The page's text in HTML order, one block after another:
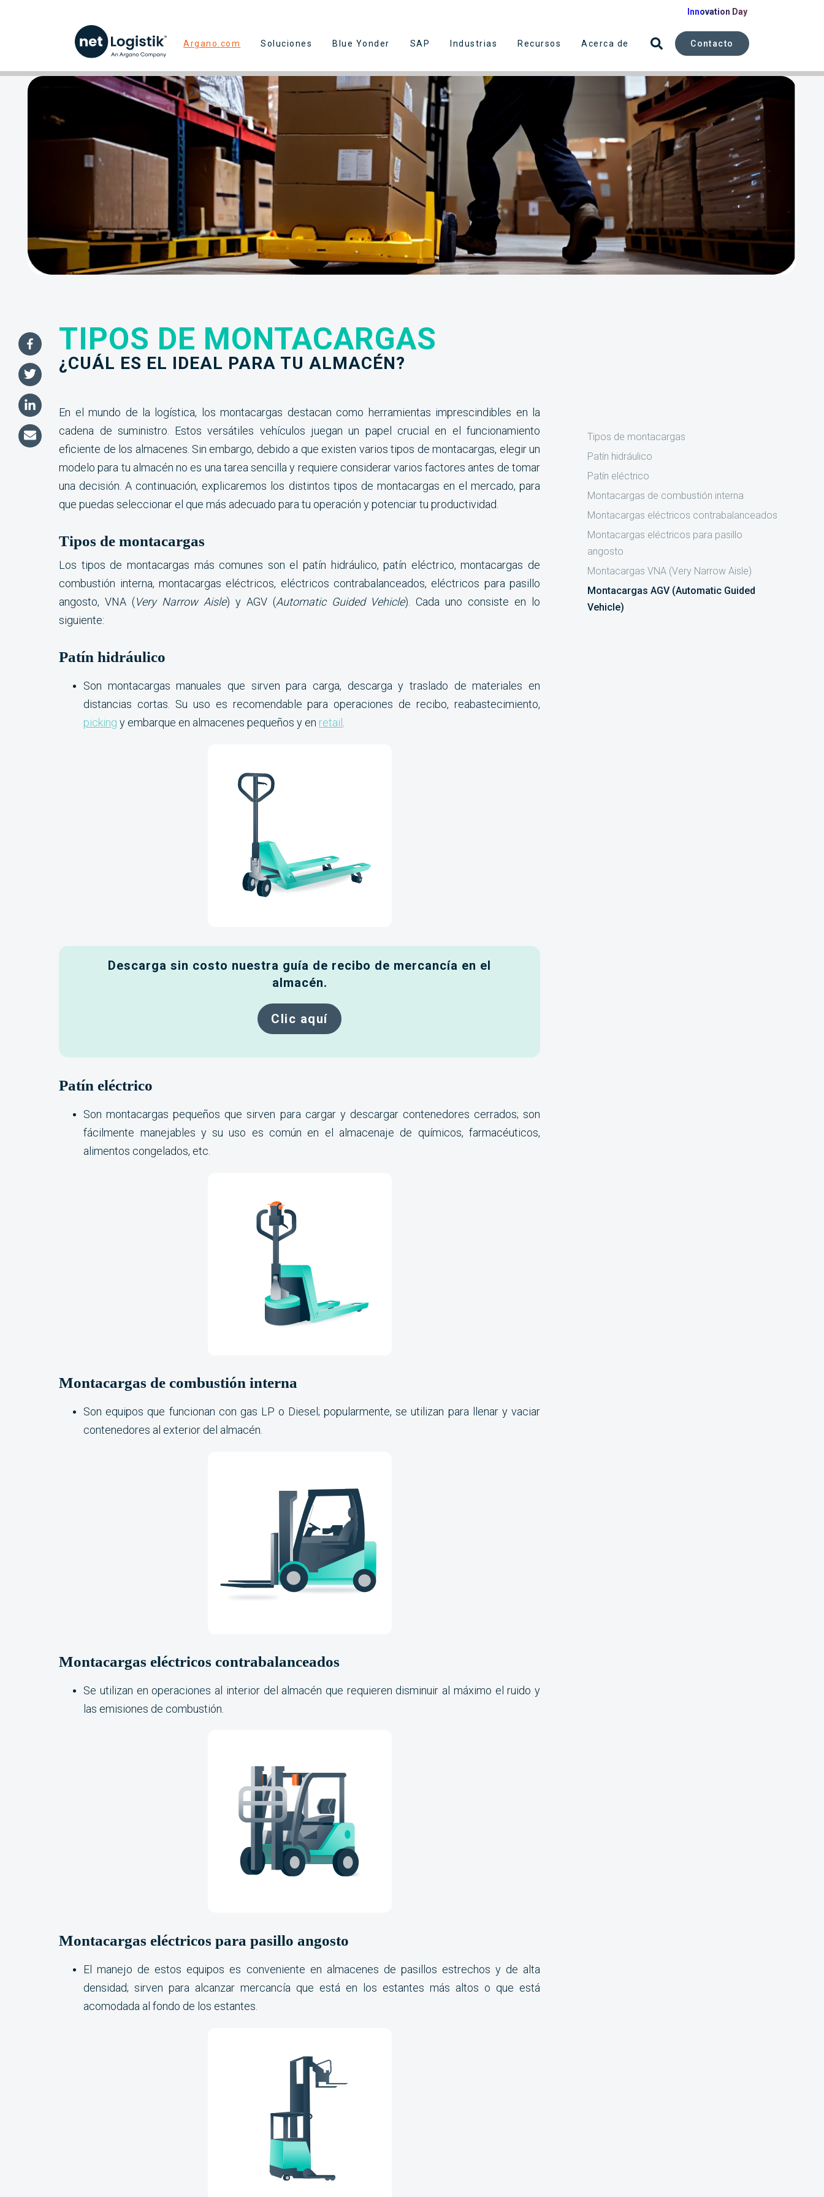
Innovation Day
Argano.com Soluciones Blue Yonder SAP Industrias Recursos Acerca de Contacto
Tipos de montacargas ¿Cuál es
TIPOS DE MONTACARGAS
¿CUÁL ES EL IDEAL PARA TU ALMACÉN?
En el mundo de la logística, los montacargas destacan como herramientas imprescindibles en la
cadena de suministro. Estos versátiles vehículos juegan un papel crucial en el funcionamiento
eficiente de los almacenes. Sin embargo, debido a que existen varios tipos de montacargas, elegir un
modelo para tu almacén no es una tarea sencilla y requiere considerar varios factores antes de tomar
una decisión. A continuación, explicaremos los distintos tipos de montacargas en el mercado, para
que puedas seleccionar el que más adecuado para tu operación y potenciar tu productividad.
Tipos de montacargas
Los tipos de montacargas más comunes son el patín hidráulico, patín eléctrico, montacargas de
combustión interna, montacargas eléctricos, eléctricos contrabalanceados, eléctricos para pasillo
angosto, VNA (Very Narrow Aisle) y AGV (Automatic Guided Vehicle). Cada uno consiste en lo
siguiente:
Patín hidráulico
Son montacargas manuales que sirven para carga, descarga y traslado de materiales en
distancias cortas. Su uso es recomendable para operaciones de recibo, reabastecimiento,
picking y embarque en almacenes pequeños y en retail .
Descarga sin costo nuestra guía de recibo de mercancía en el
almacén.
Clic aquí
Patín eléctrico
Son montacargas pequeños que sirven para cargar y descargar contenedores cerrados; son
fácilmente manejables y su uso es común en el almacenaje de químicos, farmacéuticos,
alimentos congelados, etc.
Montacargas de combustión interna
Son equipos que funcionan con gas LP o Diesel; popularmente, se utilizan para llenar y vaciar
contenedores al exterior del almacén.
Montacargas eléctricos contrabalanceados
Se utilizan en operaciones al interior del almacén que requieren disminuir al máximo el ruido y
las emisiones de combustión.
Montacargas eléctricos para pasillo angosto
El manejo de estos equipos es conveniente en almacenes de pasillos estrechos y de alta
densidad; sirven para alcanzar mercancía que está en los estantes más altos o que está
acomodada al fondo de los estantes.
Tipos de montacargas
Patín hidráulico
Patín eléctrico
Montacargas de combustión interna
Montacargas eléctricos contrabalanceados
Montacargas eléctricos para pasillo
angosto
Montacargas VNA (Very Narrow Aisle)
Montacargas AGV (Automatic Guided
Vehicle)